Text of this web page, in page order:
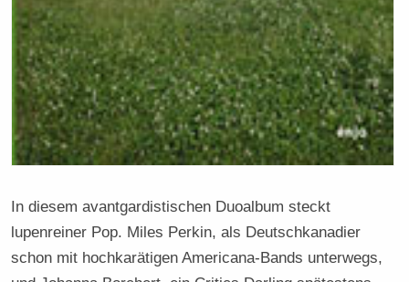
In diesem avantgardistischen Duoalbum steckt
lupenreiner Pop. Miles Perkin, als Deutschkanadier
schon mit hochkarätigen Americana-Bands unterwegs,